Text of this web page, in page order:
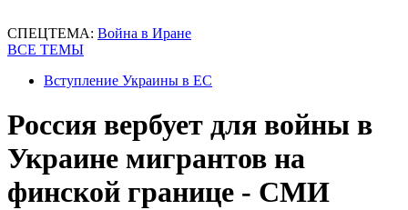
СПЕЦТЕМА: Война в Иране
ВСЕ ТЕМЫ
Вступление Украины в ЕС
Россия вербует для войны в
Украине мигрантов на
финской границе - СМИ